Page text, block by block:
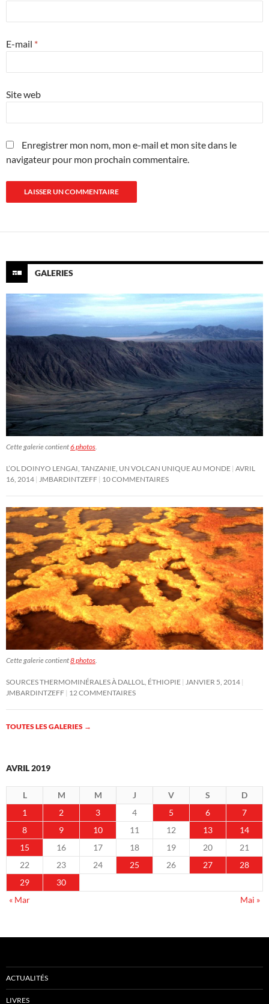
E-mail *
Site web
Enregistrer mon nom, mon e-mail et mon site dans le
navigateur pour mon prochain commentaire.
GALERIES
Cette galerie contient6 photos.
L’OL DOINYO LENGAI, TANZANIE, UN VOLCAN UNIQUE AU MONDE AVRIL
16, 2014 JMBARDINTZEFF 10 COMMENTAIRES
Cette galerie contient8 photos.
SOURCES THERMOMINÉRALES À DALLOL, ÉTHIOPIE JANVIER 5, 2014
JMBARDINTZEFF 12 COMMENTAIRES
TOUTES LES GALERIES →
AVRIL 2019
L M M J V S
D
1
2 3 4 5 6
7
8
9 10 11 12 13
14
15
16 17 18 19 20
21
22
23 24 25 26 27
28
29
30
« Mar
Mai »
ACTUALITÉS
LIVRES